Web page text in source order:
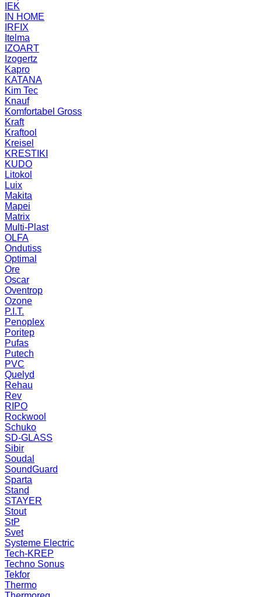
IEK
IN HOME
IRFIX
Itelma
IZOART
Izogertz
Kapro
KATANA
Kim Tec
Knauf
Komfortabel Gross
Kraft
Kraftool
Kreisel
KRESTIKI
KUDO
Litokol
Luix
Makita
Mapei
Matrix
Multi-Plast
OLFA
Ondutiss
Optimal
Ore
Oscar
Oventrop
Ozone
P.I.T.
Penoplex
Poritep
Pufas
Putech
PVC
Quelyd
Rehau
Rev
RIPO
Rockwool
Schuko
SD-GLASS
Sibir
Soudal
SoundGuard
Sparta
Stand
STAYER
Stout
StP
Svet
Systeme Electric
Tech-KREP
Techno Sonus
Tekfor
Thermo